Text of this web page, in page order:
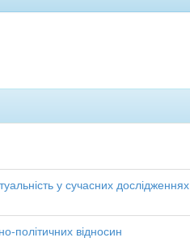
у сучасних дослідженнях
політичних відносин